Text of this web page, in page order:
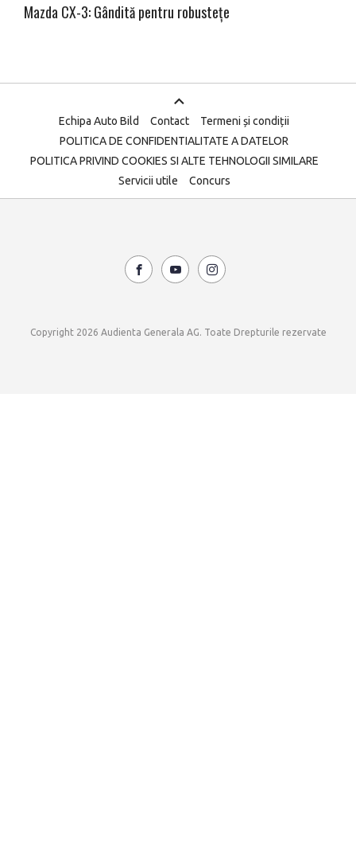
Mazda CX-3: Gândită pentru robustețe
Echipa Auto Bild Contact
Termeni și condiții
POLITICA DE CONFIDENTIALITATE A DATELOR
POLITICA PRIVIND COOKIES SI ALTE TEHNOLOGII SIMILARE
Servicii utile
Concurs
Copyright 2026 Audienta Generala AG. Toate Drepturile rezervate